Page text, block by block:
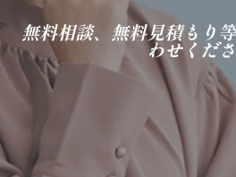
無料相談、無料見積もり
わせくだ